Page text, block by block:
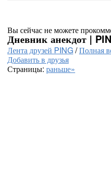
Вы сейчас не можете
Дневник анекдот |
Лента друзей PING/Полная
Добавить в друзья
Страницы: раньше»